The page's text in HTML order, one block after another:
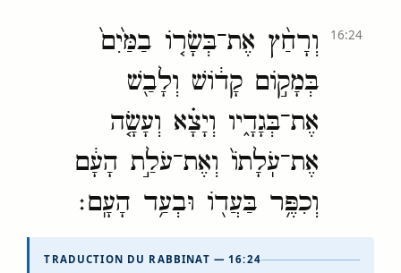
וְרָחַ֨ץ אֶת־בְּשָׂר֤וֹ בַמַּ֙יִם֙
בְּמָק֣וֹם קָד֔וֹשׁ וְלָבַ֖שׁ
אֶת־בְּגָדָ֑יו וְיָצָ֗א וְעָשָׂ֤ה
אֶת־עֹֽלָתוֹ֙ וְאֶת־עֹלַ֣ת הָעָ֔ם
וְכִפֶּ֥ר בַּעֲד֖וֹ וּבְעַ֥ד הָעָֽם׃
16:24
TRADUCTION DU RABBINAT — 16:24